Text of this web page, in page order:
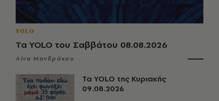
YOLO
Τα YOLO του Σαββάτου 08.08.2026
Λίνα Μανδράκου
Τα YOLO της Κυριακής
09.08.2026